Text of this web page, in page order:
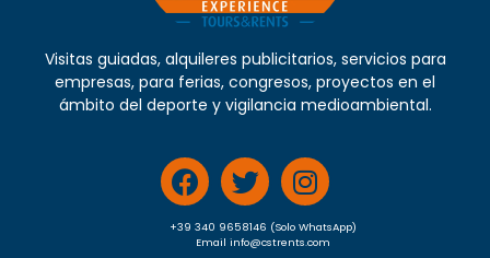
Visitas guiadas, alquileres publicitarios, servicios para
empresas, para ferias, congresos, proyectos en el
ámbito del deporte y vigilancia medioambiental.
+39 340 9658146 (Solo WhatsApp)
Email info@cstrents.com